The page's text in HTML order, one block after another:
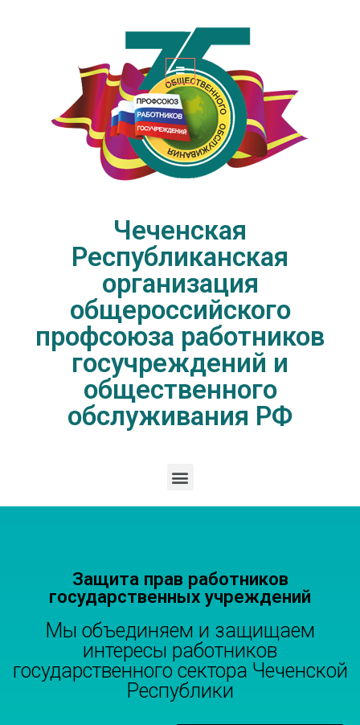
Чеченская Республиканская
организация общероссийского
профсоюза работников
госучреждений и общественного
обслуживания РФ
Чеченская
Республиканская
организация
общероссийского
профсоюза работников
госучреждений и
общественного
обслуживания РФ
Защита прав работников
государственных учреждений
Мы объединяем и защищаем
интересы работников
государственного сектора Чеченской
Республики